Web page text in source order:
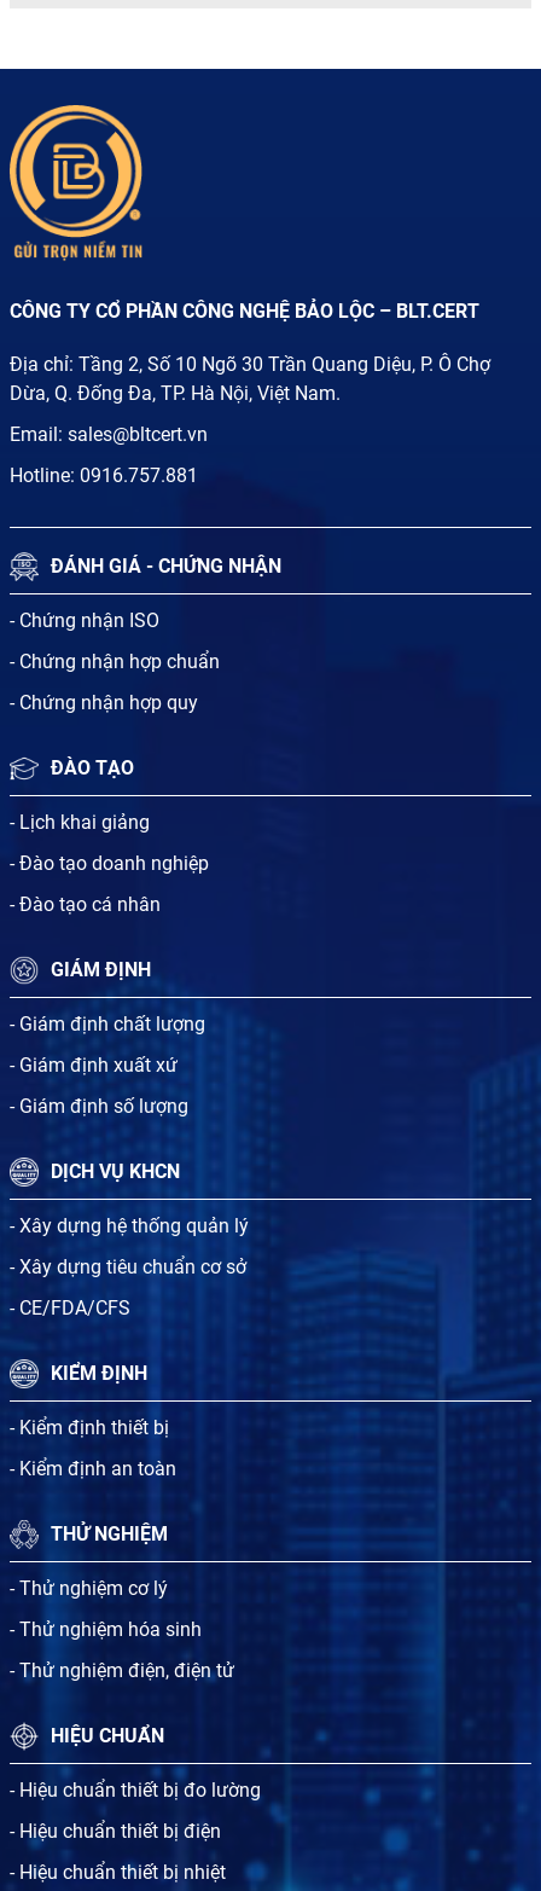
CÔNG TY CỔ PHẦN CÔNG NGHỆ BẢO LỘC – BLT.CERT
Địa chỉ: Tầng 2, Số 10 Ngõ 30 Trần Quang Diệu, P. Ô Chợ
Dừa, Q. Đống Đa, TP. Hà Nội, Việt Nam.
Email: sales@bltcert.vn
Hotline: 0916.757.881
ĐÁNH GIÁ - CHỨNG NHẬN
- Chứng nhận ISO
- Chứng nhận hợp chuẩn
- Chứng nhận hợp quy
ĐÀO TẠO
- Lịch khai giảng
- Đào tạo doanh nghiệp
- Đào tạo cá nhân
GIÁM ĐỊNH
- Giám định chất lượng
- Giám định xuất xứ
- Giám định số lượng
DỊCH VỤ KHCN
- Xây dựng hệ thống quản lý
- Xây dựng tiêu chuẩn cơ sở
- CE/FDA/CFS
KIỂM ĐỊNH
- Kiểm định thiết bị
- Kiểm định an toàn
THỬ NGHIỆM
- Thử nghiệm cơ lý
- Thử nghiệm hóa sinh
- Thử nghiệm điện, điện tử
HIỆU CHUẨN
- Hiệu chuẩn thiết bị đo lường
- Hiệu chuẩn thiết bị điện
- Hiệu chuẩn thiết bị nhiệt